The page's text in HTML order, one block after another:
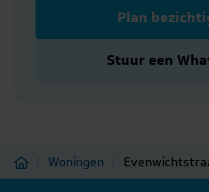
Plan
Stuur een
Home Woningen